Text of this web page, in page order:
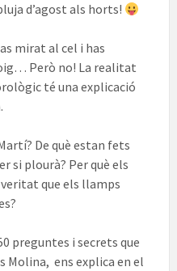
d’agost als horts!
mirat al cel i has
Però no! La realitat
té una explicació
De què estan fets
si plourà? Per què els
que els llamps
preguntes i secrets que
Molina, ens explica en el